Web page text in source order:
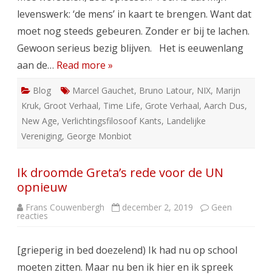
levenswerk: ‘de mens’ in kaart te brengen. Want dat
moet nog steeds gebeuren. Zonder er bij te lachen.
Gewoon serieus bezig blijven. Het is eeuwenlang
aan de… Read more »
Blog Marcel Gauchet, Bruno Latour, NIX, Marijn
Kruk, Groot Verhaal, Time Life, Grote Verhaal, Aarch Dus,
New Age, Verlichtingsfilosoof Kants, Landelijke
Vereniging, George Monbiot
Ik droomde Greta’s rede voor de UN
opnieuw
Frans Couwenbergh december 2, 2019 Geen
reacties
rede
voor
de
[grieperig in bed doezelend) Ik had nu op school
moeten zitten. Maar nu ben ik hier en ik spreek